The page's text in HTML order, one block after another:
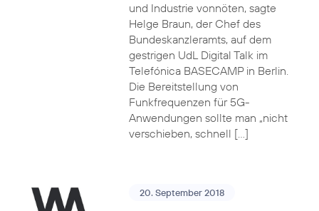
und Industrie vonnöten, sagte
Helge Braun, der Chef des
Bundeskanzleramts, auf dem
gestrigen UdL Digital Talk im
Telefónica BASECAMP in Berlin.
Die Bereitstellung von
Funkfrequenzen für 5G-
Anwendungen sollte man „nicht
verschieben, schnell […]
20. September 2018